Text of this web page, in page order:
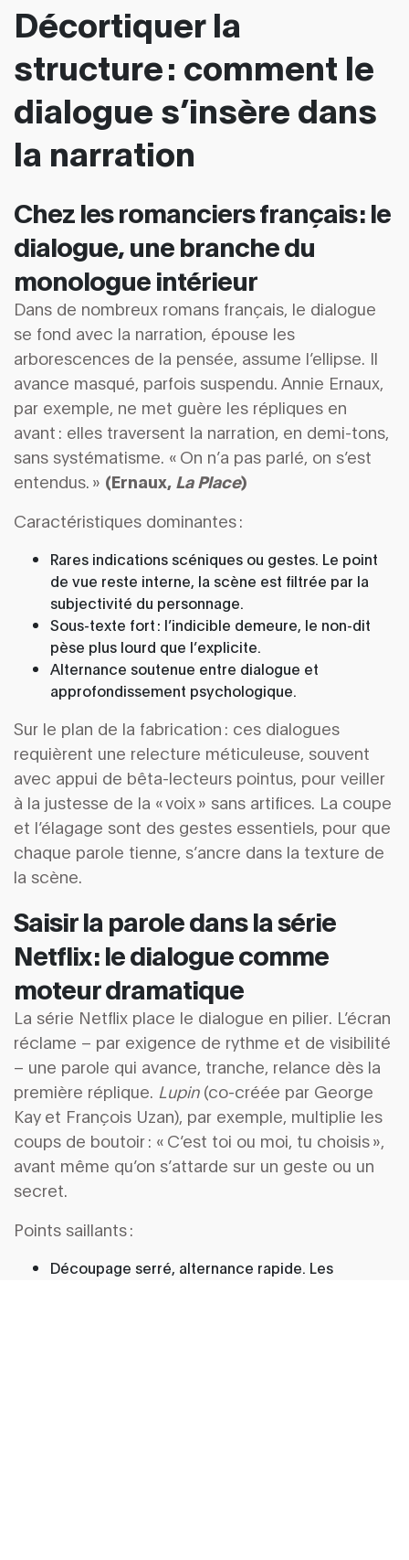
Décortiquer la
structure : comment le
dialogue s’insère dans
la narration
Chez les romanciers français : le
dialogue, une branche du
monologue intérieur
Dans de nombreux romans français, le dialogue
se fond avec la narration, épouse les
arborescences de la pensée, assume l’ellipse. Il
avance masqué, parfois suspendu. Annie Ernaux,
par exemple, ne met guère les répliques en
avant : elles traversent la narration, en demi-tons,
sans systématisme. « On n’a pas parlé, on s’est
entendus. » (Ernaux, La Place)
Caractéristiques dominantes :
Rares indications scéniques ou gestes. Le point
de vue reste interne, la scène est filtrée par la
subjectivité du personnage.
Sous-texte fort : l’indicible demeure, le non-dit
pèse plus lourd que l’explicite.
Alternance soutenue entre dialogue et
approfondissement psychologique.
Sur le plan de la fabrication : ces dialogues
requièrent une relecture méticuleuse, souvent
avec appui de bêta-lecteurs pointus, pour veiller
à la justesse de la « voix » sans artifices. La coupe
et l’élagage sont des gestes essentiels, pour que
chaque parole tienne, s’ancre dans la texture de
la scène.
Saisir la parole dans la série
Netflix : le dialogue comme
moteur dramatique
La série Netflix place le dialogue en pilier. L’écran
réclame – par exigence de rythme et de visibilité
– une parole qui avance, tranche, relance dès la
première réplique. Lupin(co-créée par George
Kay et François Uzan), par exemple, multiplie les
coups de boutoir : « C’est toi ou moi, tu choisis »,
avant même qu’on s’attarde sur un geste ou un
secret.
Points saillants :
Découpage serré, alternance rapide. Les